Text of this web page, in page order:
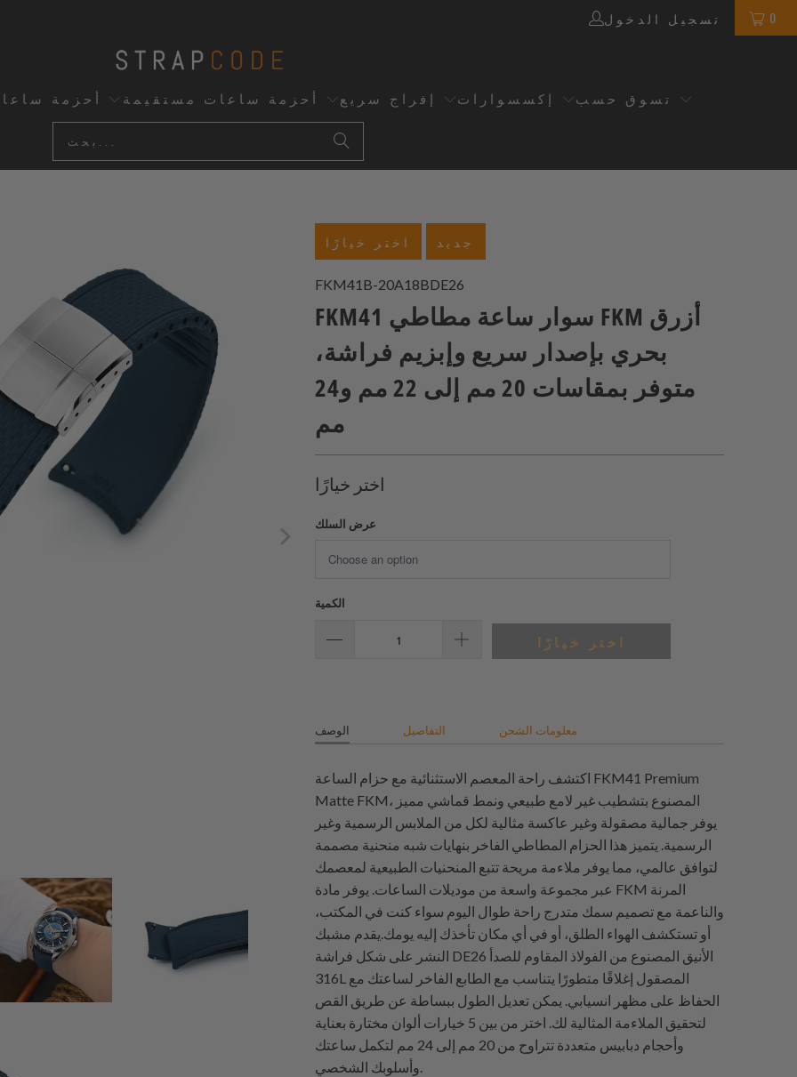
تسجيل الدخول 0
أحزمة أحزمة ساعات مستقيمة إفراج سريع إكسسوارات تسوق حسب
اختر خيارًا جديد
FKM41B-20A18BDE26
FKM41 سوار ساعة مطاطي FKM أزرق
بحري بإصدار سريع وإبزيم فراشة،
متوفر بمقاسات 20 مم إلى 22 مم و24
مم
اختر خيارًا
عرض السلك
الكمية
اختر خيارًا
الوصف التفاصيل معلومات الشحن
اكتشف راحة المعصم الاستثنائية مع حزام الساعة FKM41 Premium
Matte FKM، المصنوع بتشطيب غير لامع طبيعي ونمط قماشي مميز
يوفر جمالية مصقولة وغير عاكسة مثالية لكل من الملابس الرسمية وغير
الرسمية. يتميز هذا الحزام المطاطي الفاخر بنهايات شبه منحنية مصممة
لتوافق عالمي، مما يوفر ملاءمة مريحة تتبع المنحنيات الطبيعية لمعصمك
عبر مجموعة واسعة من موديلات الساعات. يوفر مادة FKM المرنة
والناعمة مع تصميم سمك متدرج راحة طوال اليوم سواء كنت في المكتب،
أو تستكشف الهواء الطلق، أو في أي مكان تأخذك إليه يومك.يقدم مشبك
النشر على شكل فراشة DE26 الأنيق المصنوع من الفولاذ المقاوم للصدأ
316L المصقول إغلاقًا متطورًا يتناسب مع الطابع الفاخر لساعتك مع
الحفاظ على مظهر انسيابي. يمكن تعديل الطول ببساطة عن طريق القص
لتحقيق الملاءمة المثالية لك. اختر من بين 5 خيارات ألوان مختارة بعناية
وأحجام دبابيس متعددة تتراوح من 20 مم إلى 24 مم لتكمل ساعتك
وأسلوبك الشخصي.